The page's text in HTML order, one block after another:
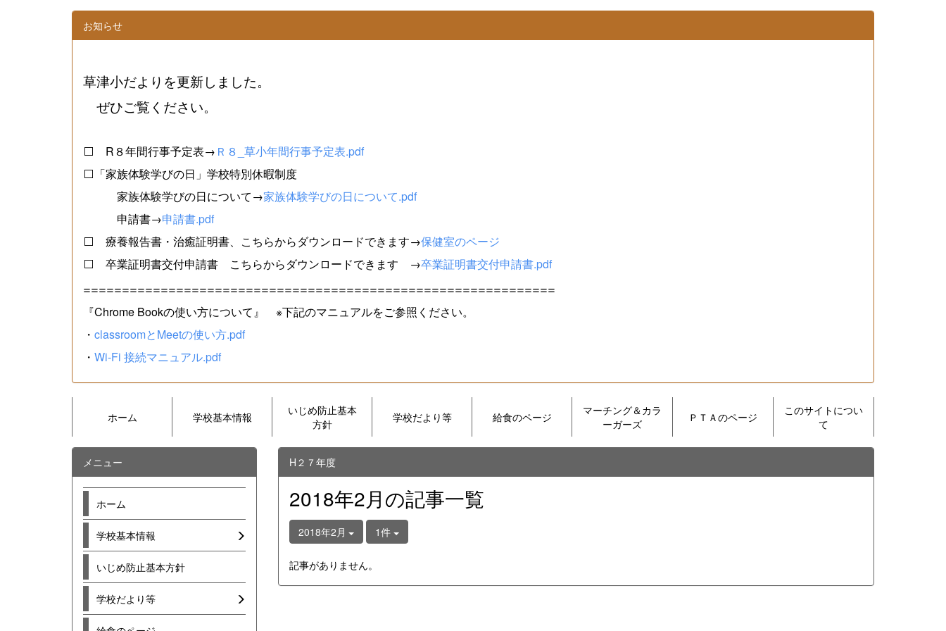
お知らせ
草津小だよりを更新しました。
ぜひご覧ください。
⬜ R８年間行事予定表→ Ｒ８_草小年間行事予定表.pdf
⬜「家族体験学びの日」学校特別休暇制度
家族体験学びの日について→家族体験学びの日について.pdf
申請書→申請書.pdf
⬜ 療養報告書・治癒証明書、こちらからダウンロードできます→保健室のページ
⬜ 卒業証明書交付申請書 こちらからダウンロードできます →卒業証明書交付申請書.pdf
=============================================================
『Chrome Bookの使い方について』 ※下記のマニュアルをご参照ください。
・ classroomとMeetの使い方.pdf
・ Wi-Fi 接続マニュアル.pdf
ホーム 学校基本情報
いじめ防止基本
方針
学校だより等 給食のページ
マーチング＆カラ
ーガーズ
ＰＴＡのページ
このサイトについ
て
H２７年度
2018年2月の記事一覧
2018年2月 1件
記事がありません。
メニュー
ホーム
学校基本情報
いじめ防止基本方針
学校だより等